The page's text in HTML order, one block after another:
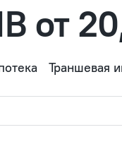
от
Траншевая